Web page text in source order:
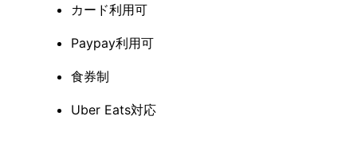
カード利用可
Paypay利用可
食券制
Uber Eats対応